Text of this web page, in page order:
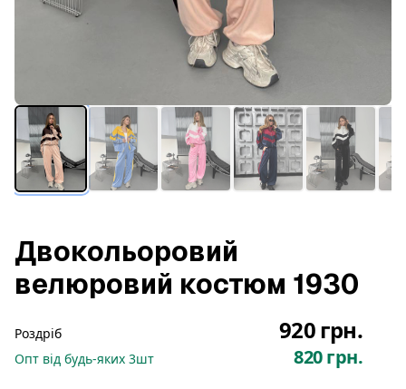
Двокольоровий
велюровий костюм 1930
Роздріб 920 грн.
Опт від будь-яких 3шт 820 грн.